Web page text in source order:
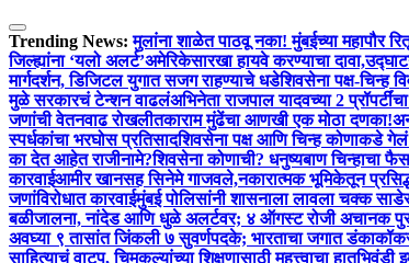
Trending News: मुलांना शाळेत पाठवू नका! मुंबईच्या महापौर
जिल्ह्यांना ‘यलो अलर्ट’अमेरिकेसारखा हायवे करण्याचा
मार्गदर्शन, डिजिटल युगात सजग राहण्याचे धडेशिवसेना पक्ष-चिन्ह
मुळे सरकारचं टेन्शन वाढलंअभिनेता राजपाल यादवच्या 2
जणांची वेतनवाढ रोखलीतकाराम मुंढेंचा आणखी एक मोठा
स्पर्धकांचा भरघोस प्रतिसादशिवसेना पक्ष आणि चिन्ह कोणाकडे
का देत आहेत राजीनामे?शिवसेना कोणाची? धनुष्यबाण चिन्हाचा
कारवाईआमीर खानसह सिनेमे गाजवले,नकारात्मक भूमिकेतून
जणांविरोधात कारवाईमुंबई पोलिसांनी शासनाला लावला चक्क
बळीजालना, नांदेड आणि धुळे अलर्टवर; ४ ऑगस्ट रोजी अचानक
अवघ्या ९ तासांत जिंकली ७ सुवर्णपदके; भारताचा जगात डंका
साहित्याचं वाटप, चिमुकल्यांच्या शिक्षणासाठी महत्त्वाचा हातभिवंडी